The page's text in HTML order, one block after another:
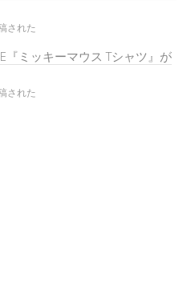
された
『ミッキーマウス Tシャツ』が
された